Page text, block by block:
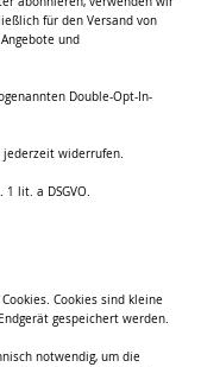
für den Versand von
und
Double-Opt-In-
jederzeit widerrufen.
1 lit. a DSGVO.
Cookies sind kleine
gespeichert werden.
notwendig, um die